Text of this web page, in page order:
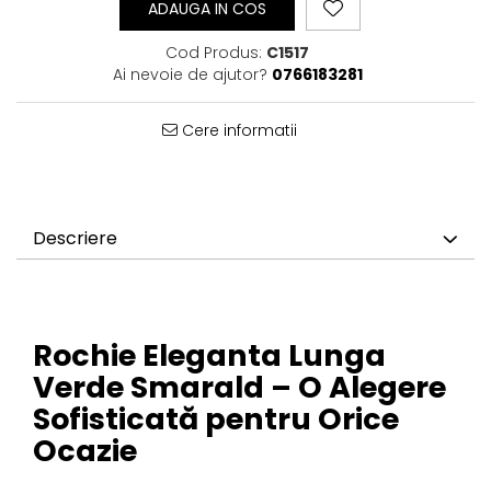
ADAUGA IN COS
Cod Produs: C1517
Ai nevoie de ajutor? 0766183281
Cere informatii
Descriere
Rochie Eleganta Lunga
Verde Smarald – O Alegere
Sofisticată pentru Orice
Ocazie